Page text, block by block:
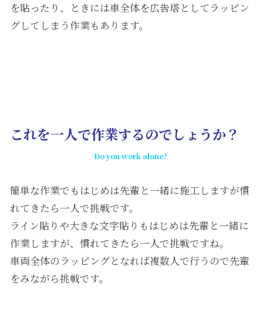
を貼ったり、ときには車全体を広告塔としてラッピン
グしてしまう作業もあります。
これを一人で作業するのでしょうか？
Do you work alone?
簡単な作業でもはじめは先輩と一緒に施工しますが慣
れてきたら一人で挑戦です。
ライン貼りや大きな文字貼りもはじめは先輩と一緒に
作業しますが、慣れてきたら一人で挑戦ですね。
車両全体のラッピングとなれば複数人で行うので先輩
をみながら挑戦です。